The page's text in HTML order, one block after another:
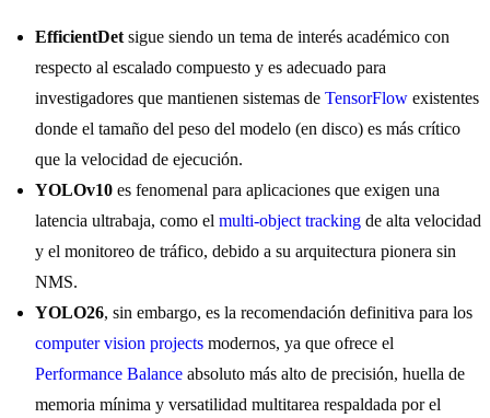
EfficientDet sigue siendo un tema de interés académico con
respecto al escalado compuesto y es adecuado para
investigadores que mantienen sistemas de TensorFlow existentes
donde el tamaño del peso del modelo (en disco) es más crítico
que la velocidad de ejecución.
YOLOv10 es fenomenal para aplicaciones que exigen una
latencia ultrabaja, como el multi-object tracking de alta velocidad
y el monitoreo de tráfico, debido a su arquitectura pionera sin
NMS.
YOLO26, sin embargo, es la recomendación definitiva para los
computer vision projects modernos, ya que ofrece el
Performance Balance absoluto más alto de precisión, huella de
memoria mínima y versatilidad multitarea respaldada por el